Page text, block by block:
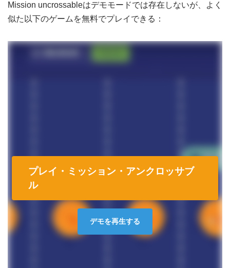
Mission uncrossableはデモモードでは存在しないが、よく
似た以下のゲームを無料でプレイできる：
プレイ・ミッション・アンクロッサブ
ル
デモを再生する